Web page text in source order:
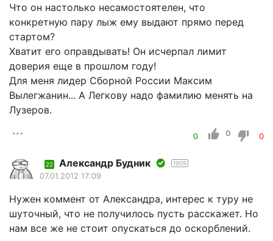
Что он настолько несамостоятелен, что
конкретную пару лыж ему выдают прямо перед
стартом?
Хватит его оправдывать! Он исчерпал лимит
доверия еще в прошлом году!
Для меня лидер Сборной России Максим
Вылегжанин... А Легкову надо фамилию менять на
Лузеров.
0 0 0
22 Александр Будник 1909
07.01.2012 17:09
Нужен коммент от Александра, интерес к туру не
шуточный, что не получилось пусть расскажет. Но
нам все же не стоит опускаться до оскорблений.